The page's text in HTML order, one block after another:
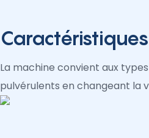
La machine convient aux
pulvérulents en changeant la